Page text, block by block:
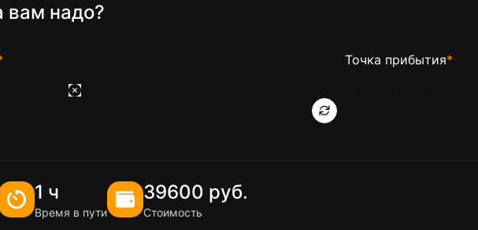
вам надо?
Точка прибытия*
1 ч
Время в пути
39600 руб.
Стоимость